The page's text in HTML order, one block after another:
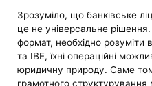
Зрозуміло, що банківське
це не універсальне
формат, необхідно розуміти
та IBE, їхні операційні
юридичну природу. Саме
грамотного